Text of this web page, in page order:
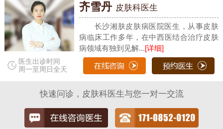
医生出诊时间
周一至周日全天
齐雪丹 皮肤科医生
长沙湘肤皮肤病医院医生，从事皮肤
病临床工作多年，在中西医结合治疗皮肤
病领域有独到见解...[详细]
快速问诊，皮肤科医生与您一对一交流